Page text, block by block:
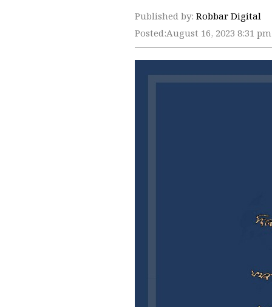
Published by: Robbar Digital
Posted:August 16, 2023 8:31 pm